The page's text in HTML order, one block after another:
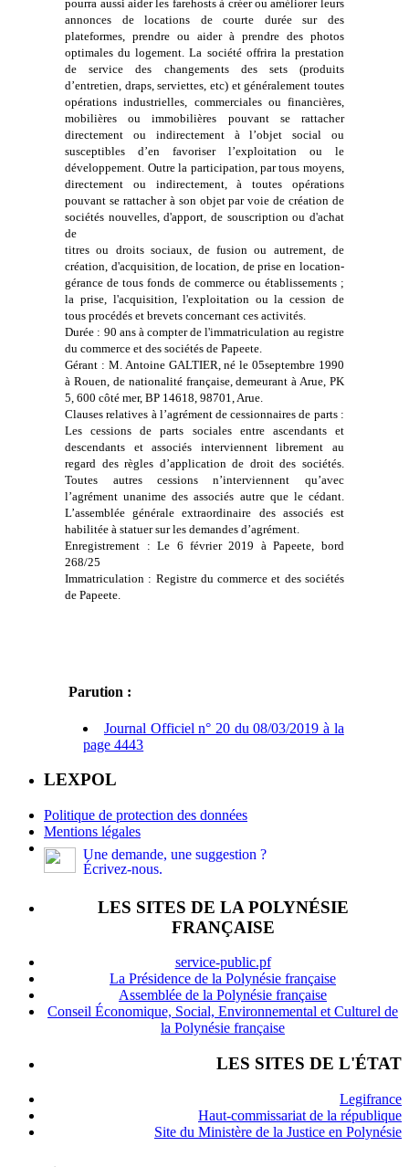
pourra aussi aider les farehosts à créer ou améliorer leurs
annonces de locations de courte durée sur des
plateformes, prendre ou aider à prendre des photos
optimales du logement. La société offrira la prestation
de service des changements des sets (produits
d’entretien, draps, serviettes, etc) et généralement toutes
opérations industrielles, commerciales ou financières,
mobilières ou immobilières pouvant se rattacher
directement ou indirectement à l’objet social ou
susceptibles d’en favoriser l’exploitation ou le
développement. Outre la participation, par tous moyens,
directement ou indirectement, à toutes opérations
pouvant se rattacher à son objet par voie de création de
sociétés nouvelles, d'apport, de souscription ou d'achat
de
titres ou droits sociaux, de fusion ou autrement, de
création, d'acquisition, de location, de prise en location-
gérance de tous fonds de commerce ou établissements ;
la prise, l'acquisition, l'exploitation ou la cession de
tous procédés et brevets concernant ces activités.
Durée : 90 ans à compter de l'immatriculation au registre
du commerce et des sociétés de Papeete.
Gérant : M. Antoine GALTIER, né le 05septembre 1990
à Rouen, de nationalité française, demeurant à Arue, PK
5, 600 côté mer, BP 14618, 98701, Arue.
Clauses relatives à l’agrément de cessionnaires de parts :
Les cessions de parts sociales entre ascendants et
descendants et associés interviennent librement au
regard des règles d’application de droit des sociétés.
Toutes autres cessions n’interviennent qu’avec
l’agrément unanime des associés autre que le cédant.
L’assemblée générale extraordinaire des associés est
habilitée à statuer sur les demandes d’agrément.
Enregistrement : Le 6 février 2019 à Papeete, bord
268/25
Immatriculation : Registre du commerce et des sociétés
de Papeete.
Parution :
Journal Officiel n° 20 du 08/03/2019 à la
page 4443
LEXPOL
Politique de protection des données
Mentions légales
Une demande, une suggestion ?
Écrivez-nous.
LES SITES DE LA POLYNÉSIE
FRANÇAISE
service-public.pf
La Présidence de la Polynésie française
Assemblée de la Polynésie française
Conseil Économique, Social, Environnemental et Culturel de
la Polynésie française
LES SITES DE L'ÉTAT
Legifrance
Haut-commissariat de la république
Site du Ministère de la Justice en Polynésie